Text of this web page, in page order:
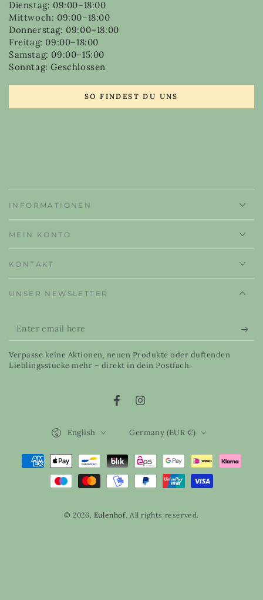
Dienstag: 09:00–18:00
Mittwoch: 09:00–18:00
Donnerstag: 09:00–18:00
Freitag: 09:00–18:00
Samstag: 09:00–15:00
Sonntag: Geschlossen
SO FINDEST DU UNS
INFORMATIONEN
MEIN KONTO
KONTAKT
UNSER NEWSLETTER
Enter
email
here
Verpasse keine Aktionen, neuen Produkte oder duftenden
Lieblingsstücke mehr – direkt in dein Postfach.
FacebookInstagram
© 2026, Eulenhof. All rights reserved.
English Germany (EUR €)
Payment
methods